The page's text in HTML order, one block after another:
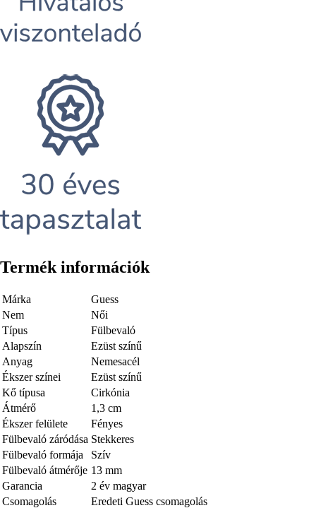
Termék információk
Márka
Guess
Nem
Női
Típus
Fülbevaló
Alapszín
Ezüst színű
Anyag
Nemesacél
Ékszer színei
Ezüst színű
Kő típusa
Cirkónia
Átmérő
1,3 cm
Ékszer felülete
Fényes
Fülbevaló záródása Stekkeres
Fülbevaló formája
Szív
Fülbevaló átmérője 13 mm
Garancia
2 év magyar
Csomagolás
Eredeti Guess csomagolás